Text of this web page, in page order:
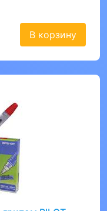
В корзину